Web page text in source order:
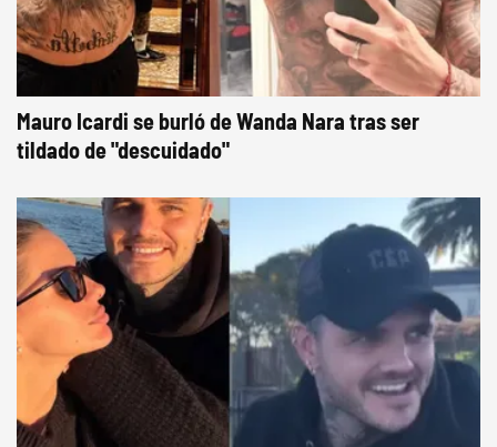
Mauro Icardi se burló de Wanda Nara tras ser
tildado de "descuidado"